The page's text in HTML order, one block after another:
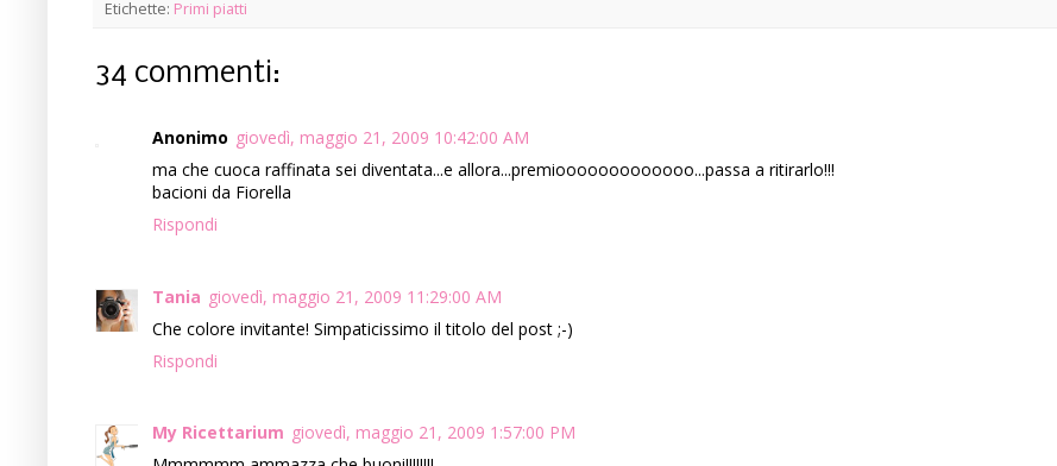
Etichette: Primi piatti
34 commenti:
Anonimo giovedì, maggio 21, 2009 10:42:00 AM
ma che cuoca raffinata sei diventata...e allora...premiooooooooooooo...passa a ritirarlo!!!
bacioni da Fiorella
Rispondi
Tania giovedì, maggio 21, 2009 11:29:00 AM
Che colore invitante! Simpaticissimo il titolo del post ;-)
Rispondi
My Ricettarium giovedì, maggio 21, 2009 1:57:00 PM